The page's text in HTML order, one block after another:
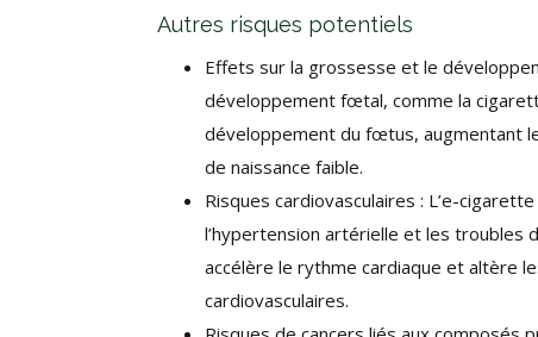
Autres risques potentiels
Effets sur la grossesse et le
développement fœtal, comme la
développement du fœtus, augmentant
de naissance faible.
Risques cardiovasculaires : L’e-
l’hypertension artérielle et les troubles
accélère le rythme cardiaque et altère
cardiovasculaires.